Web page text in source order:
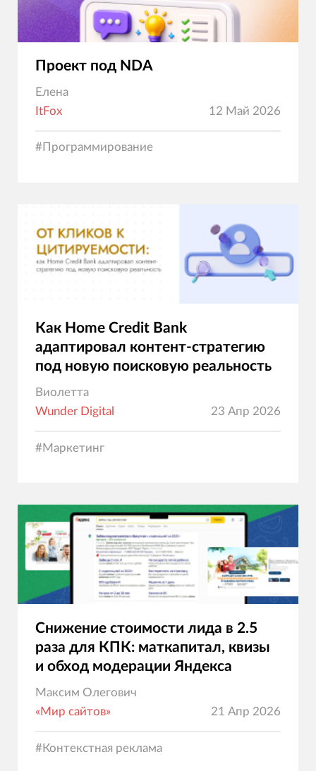
Проект под NDA
Елена
ItFox
12 Май 2026
#Программирование
Как Home Credit Bank
адаптировал контент-стратегию
под новую поисковую реальность
Виолетта
Wunder Digital
23 Апр 2026
#Маркетинг
Снижение стоимости лида в 2.5
раза для КПК: маткапитал, квизы
и обход модерации Яндекса
Максим Олегович
«Мир сайтов»
21 Апр 2026
#Контекстная реклама